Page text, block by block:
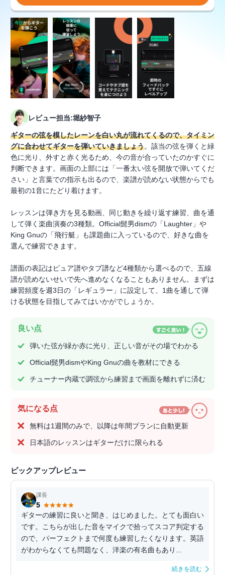
レビュー担当:堀紗智子
ギターの弦を模したレーンを白い丸が流れてくるので、タイミン
グに合わせてギターを弾いていきましょう。該当の弦を弾くと緑
色に光り、外すと赤く光るため、今の音が合っていたのかすぐに
判断できます。画面の上部には「一番太い弦を開放で弾いてくだ
さい」と言葉での指示も出るので、楽譜が読めない状態からでも
最初の1音にたどり着けます。
レッスンは弾き方を見る動画、同じ動きを繰り返す練習、曲を通
して弾く楽曲演奏の3種類。Official髭男dismの「Laughter」や
King Gnuの「飛行艇」も課題曲に入っているので、好きな曲を
選んで練習できます。
譜面の表記はピュア譜やタブ譜など4種類から選べるので、五線
譜が読めないせいで先へ進めなくなることもありません。まずは
練習頻度を週3日の「レギュラー」に設定して、1曲を通して弾
ける状態を目指してみてはいかがでしょうか。
良い点
弾いた弦が緑か赤に光り、正しい音がその場でわかる
Official髭男dismやKing Gnuの曲を教材にできる
チューナー内蔵で調弦から練習まで画面を離れずに済む
気になる点
無料は1週間のみで、以降は年間プランに自動更新
日本語のレッスンはギターだけに限られる
ピックアップレビュー
課長
5
ギターの練習に良いと聞き、はじめました。とても面白い
です。こちらが出した音をマイクで拾ってスコア判定する
ので、パーフェクトまで何度も練習したくなります。英語
がわからなくても問題なく、洋楽の有名曲もあり...
続きを読む